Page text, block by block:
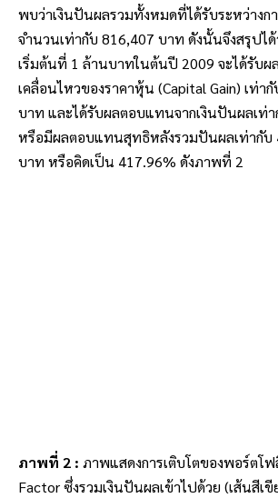
พบว่าเงินปันผลรวมทั้งหมดที่ได้รับระหว่าง
จำนวนเท่ากับ 816,407 บาท ดังนั้นจึงสรุปไ
เริ่มต้นที่ 1 ล้านบาทในต้นปี 2009 จะได้รับผ
เคลื่อนไหวของราคาหุ้น (Capital Gain) เท่า
บาท และได้รับผลตอบแทนจากเงินปันผลเท่
หรือมีผลตอบแทนสุทธิหลังรวมปันผลเท่ากับ
บาท หรือคิดเป็น 417.96% ดังภาพที่ 2
ภาพที่ 2 : ภาพแสดงการเติบโตของพอร์ตโฟ
Factor ซึ่งรวมเงินปันผลเข้าไปด้วย (เส้นสีเขี